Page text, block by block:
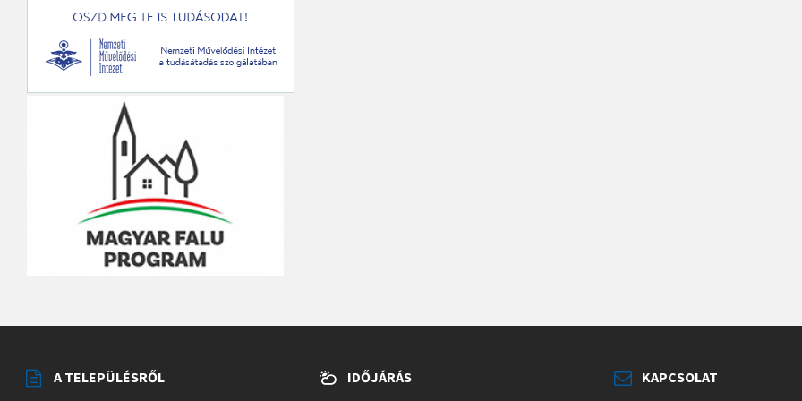
A TELEPÜLÉSRŐL IDŐJÁRÁS KAPCSOLAT